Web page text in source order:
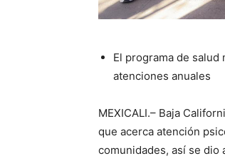
El programa de
atenciones anuales
MEXICALI.– Baja
que acerca atención
comunidades, así se